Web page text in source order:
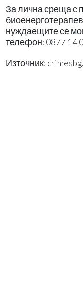
За лична среща с
нуждаещите се
телефон: 0877 14
Източник: